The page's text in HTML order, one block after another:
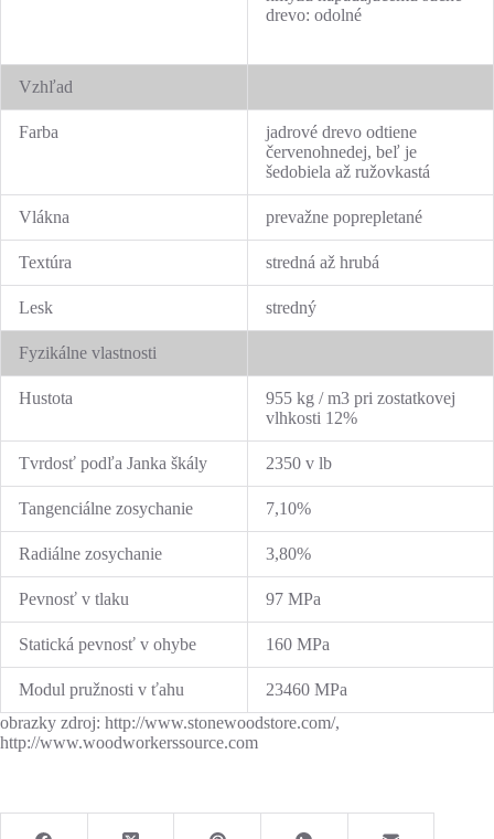
drevo: odolné
Vzhľad
Farba
jadrové drevo odtiene
červenohnedej, beľ je
šedobiela až ružovkastá
Vlákna prevažne poprepletané
Textúra stredná až hrubá
Lesk stredný
Fyzikálne vlastnosti
Hustota
955 kg / m3 pri zostatkovej
vlhkosti 12%
Tvrdosť podľa Janka škály 2350 v lb
Tangenciálne zosychanie 7,10%
Radiálne zosychanie 3,80%
Pevnosť v tlaku 97 MPa
Statická pevnosť v ohybe 160 MPa
Modul pružnosti v ťahu
23460 MPa
obrazky zdroj: http://www.stonewoodstore.com/,
http://www.woodworkerssource.com